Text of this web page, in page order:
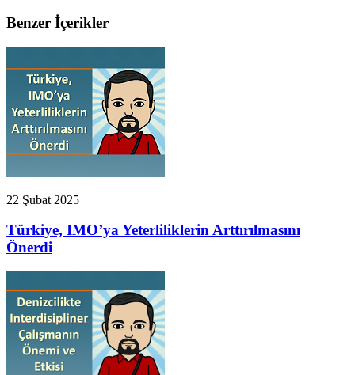
Benzer İçerikler
22 Şubat 2025
Türkiye, IMO’ya Yeterliliklerin Arttırılmasını
Önerdi